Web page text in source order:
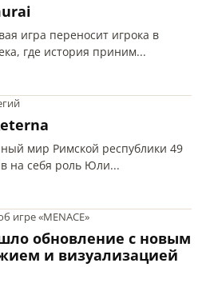
игра переносит игрока в
где история приним...
мир Римской республики 49
на себя роль Юли...
игре «MENACE»
обновление с новым
и визуализацией